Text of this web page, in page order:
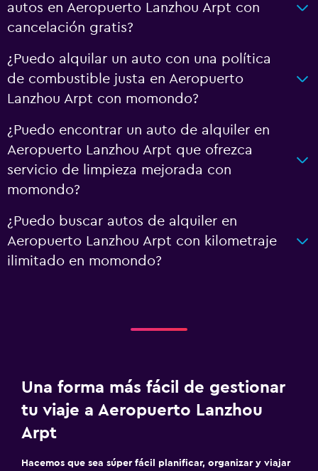
autos en Aeropuerto Lanzhou Arpt con
cancelación gratis?
¿Puedo alquilar un auto con una política
de combustible justa en Aeropuerto
Lanzhou Arpt con momondo?
¿Puedo encontrar un auto de alquiler en
Aeropuerto Lanzhou Arpt que ofrezca
servicio de limpieza mejorada con
momondo?
¿Puedo buscar autos de alquiler en
Aeropuerto Lanzhou Arpt con kilometraje
ilimitado en momondo?
Una forma más fácil de gestionar
tu viaje a Aeropuerto Lanzhou
Arpt
Hacemos que sea súper fácil planificar, organizar y viajar